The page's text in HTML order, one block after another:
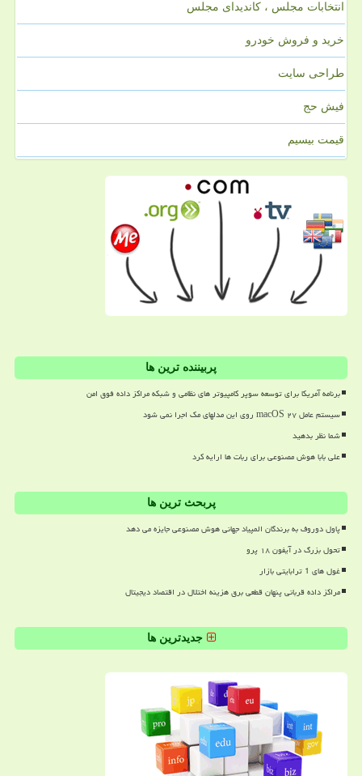
انتخابات مجلس ، کاندیدای مجلس
خرید و فروش خودرو
طراحی سایت
فیش حج
قیمت بیسیم
پربیننده ترین ها
برنامه آمریکا برای توسعه سوپر کامپیوتر های نظامی و شبکه مراکز داده فوق امن
سیستم عامل macOS ۲۷ روی این مدلهای مک اجرا نمی شود
شما نظر بدهید
علی بابا هوش مصنوعی برای ربات ها ارایه کرد
پربحث ترین ها
پاول دوروف به برندگان المپیاد جهانی هوش مصنوعی جایزه می دهد
تحول بزرگ در آیفون ۱۸ پرو
غول های 1 ترابایتی بازار
مراکز داده قربانی پنهان قطعی برق هزینه اختلال در اقتصاد دیجیتال
جدیدترین ها